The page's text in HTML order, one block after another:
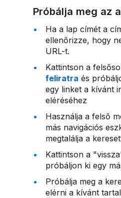
Próbálja meg az
Ha a lap címét a
ellenőrizze, hogy
URL-t.
Kattintson a
feliratra és
egy linket a kívánt
eléréséhez
Használja a felső
más navigációs
megtalálja a
Kattintson a
próbáljon ki egy
Próbálja meg a
elérni a kívánt